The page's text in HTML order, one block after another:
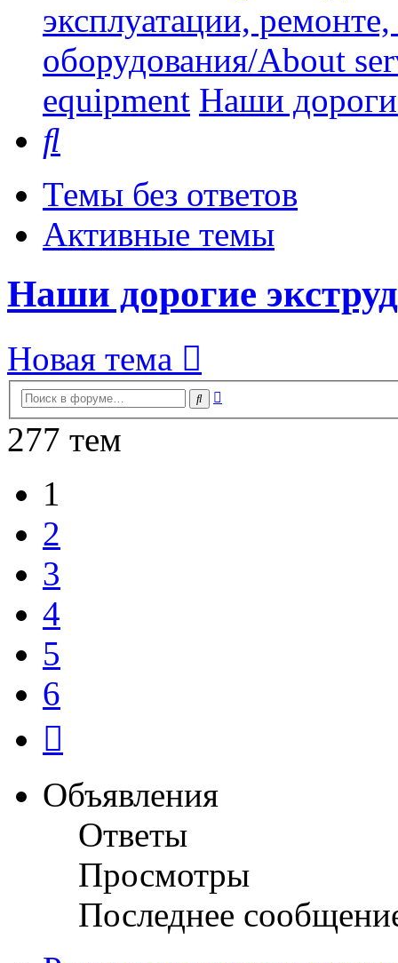
эксплуатации,
оборудования/About
equipment Наши
Темы без ответов
Активные темы
Наши дорогие
Новая тема
Поиск
277 тем
1
2
3
4
5
6
Объявления
Ответы
Просмотры
Последнее